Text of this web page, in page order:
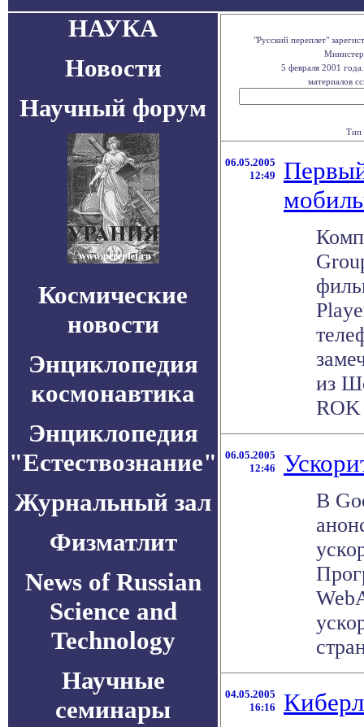
НАУКА
Новости
Научный форум
Космические
новости
Энциклопедия
космонавтика
Энциклопедия
"Естествознание"
Журнальный зал
Физматлит
News of Russian
Science and
Technology
Научные
семинары
"Русский переплет"
5 февраля 2001
материалов
Тип
06.05.2005
12:49
из
06.05.2005
12:46
В
04.05.2005
16:16